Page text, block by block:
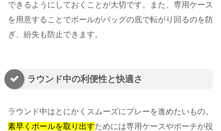
できるようにしておくことが大切です。また、専用ケース
を用意することでボールがバッグの底で転がり回るのを防
ぎ、紛失も防止できます。
ラウンド中の利便性と快適さ
ラウンド中はとにかくスムーズにプレーを進めたいもの。
素早くボールを取り出すためには専用ケースやポーチが役